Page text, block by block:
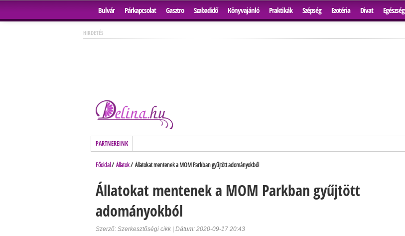
Bulvár Párkapcsolat Gasztro Szabadidő Könyvajánló Praktikák Szépség Ezotéria Divat Egészség
HIRDETÉS
PARTNEREINK
Főoldal/ Állatok/ Állatokat mentenek a MOM Parkban gyűjtött adományokból
Állatokat mentenek a MOM Parkban gyűjtött
adományokból
Szerző: Szerkesztőségi cikk | Dátum: 2020-09-17 20:43